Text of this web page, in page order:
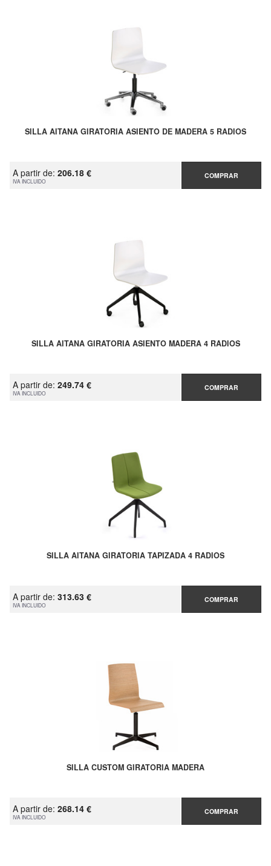
SILLA AITANA GIRATORIA ASIENTO DE MADERA 5 RADIOS
A partir de: 206.18 €
IVA INCLUIDO
COMPRAR
SILLA AITANA GIRATORIA ASIENTO MADERA 4 RADIOS
A partir de: 249.74 €
IVA INCLUIDO
COMPRAR
SILLA AITANA GIRATORIA TAPIZADA 4 RADIOS
A partir de: 313.63 €
IVA INCLUIDO
COMPRAR
SILLA CUSTOM GIRATORIA MADERA
A partir de: 268.14 €
IVA INCLUIDO
COMPRAR